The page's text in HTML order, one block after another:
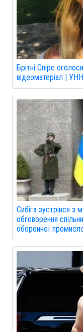
Брітні Спірс
відеоматеріал | УНН
Сибіга зустрівся з
обговорення
оборонної